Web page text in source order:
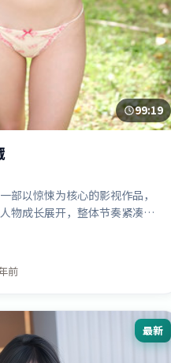
99:19
部以惊悚为核心的影视作品，
物成长展开，整体节奏紧凑，
前
最新